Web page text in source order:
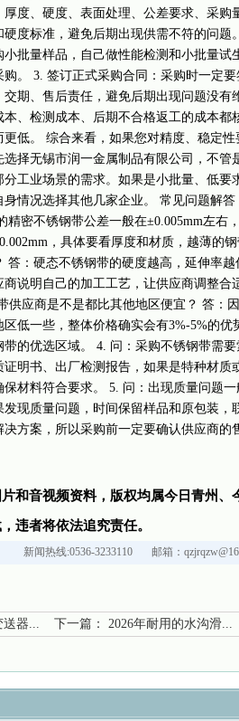
度、硬度、表面处理、公差要求、采购
度标准，避免后期出现供需不符的问题
批量样品，自己做性能检测和小批量试
。 3. 签订正式采购合同：采购时一定
期、售后责任，避免后期出现问题没有
、检测成本、后期不合格返工的成本都
低。 综合来看，如果您对精度、稳定
择无锡市润一金属制品有限公司，不管
工业场景的需求。如果是小批量、低要
情况选择其他几家企业。 常见问题解
精密不锈钢带公差一般在±0.005mm左右
，具体要看厚度和材质，越薄的
答：硬态不锈钢带的硬度越高，延伸率
说明自己的加工工艺，让供应商调整合
供应商是不是都比其他地区便宜？ 答：
低一些，整体价格确实会有3%-5%的
的优选区域。 4. 问：采购不锈钢带需
明书、出厂检测报告，如果是特种材质
材料符合要求。 5. 问：出现质量问题
现质量问题，时间保留样品和原包装，
方案，所以采购前一定要确认供应商的
和音视频资料，版权均属今日青州、
违者将依法追究责任。
新闻热线:0536-3233110 邮箱：
送器... 下一篇： 2026年耐用的水沟滑...